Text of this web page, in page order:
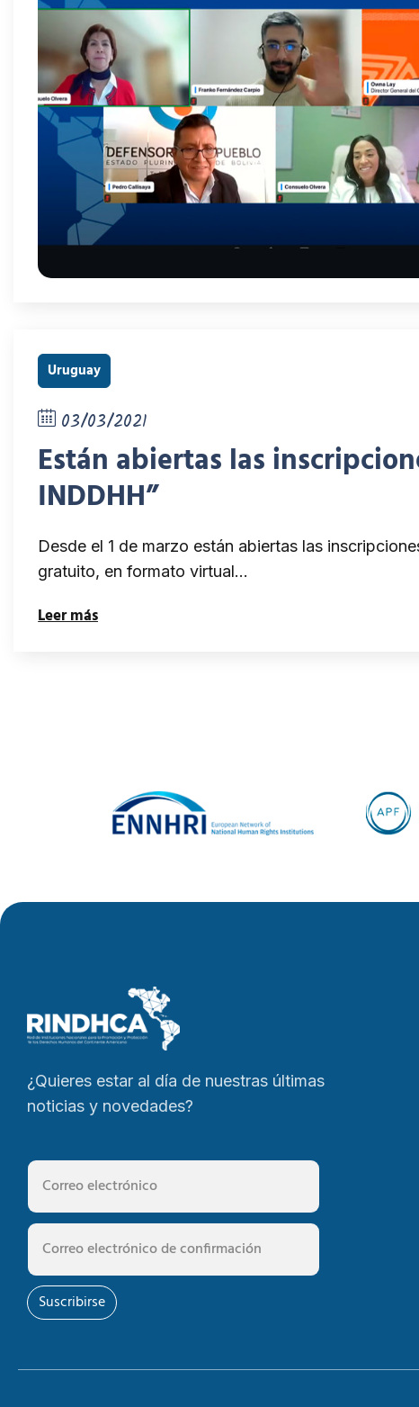
Uruguay
03/03/2021
Están abiertas las
INDDHH”
Desde el 1 de marzo están abiertas las
gratuito, en formato virtual…
Leer más
¿Quieres estar al día de nuestras últimas
noticias y novedades?
Suscribirse